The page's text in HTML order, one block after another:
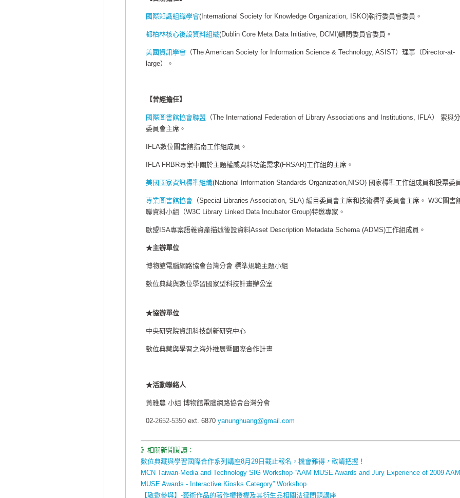
國際知識組織學會(International Society for Knowledge Organization, ISKO)執行委員會委員。
都柏林核心後設資料組織(Dublin Core Meta Data Initiative, DCMI)顧問委員會委員。
美國資訊學會（The American Society for Information Science & Technology, ASIST）理事（Director-at-
large）。
【曾經擔任】
國際圖書館協會聯盟 （The International Federation of Library Associations and Institutions, IFLA） 索與
委員會主席。
IFLA數位圖書館指南工作組成員。
IFLA FRBR專案中關於主題權威資料功能需求(FRSAR)工作組的主席。
美國國家資訊標準組織(National Information Standards Organization,NISO) 國家標準工作組成員和投票委
專業圖書館協會（Special Libraries Association, SLA) 編目委員會主席和技術標準委員會主席。 W3C圖書
聯資料小組（W3C Library Linked Data Incubator Group)特邀專家。
歐盟ISA專案語義資產描述後設資料Asset Description Metadata Schema (ADMS)工作組成員。
★主辦單位
博物館電腦網路協會台灣分會 標準規範主題小組
數位典藏與數位學習國家型科技計畫辦公室
★協辦單位
中央研究院資訊科技創新研究中心
數位典藏與學習之海外推展暨國際合作計畫
★活動聯絡人
黃雅農 小姐 博物館電腦網路協會台灣分會
02-2652-5350ext. 6870 yanunghuang@gmail.com
》相關新聞閱讀：
數位典藏與學習國際合作系列講座8月29日截止報名，機會難得，敬請把握！
MCN Taiwan-Media and Technology SIG Workshop “AAM MUSE Awards and Jury Experience of 2009 AAM
MUSE Awards - Interactive Kiosks Category” Workshop
【敬邀參與】-藝術作品的著作權授權及其衍生品相關法律問題講座